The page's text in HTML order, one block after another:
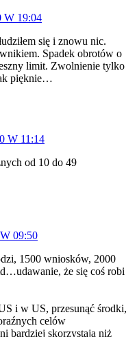
W 19:04
się i znowu nic.
Spadek obrotów o
limit. Zwolnienie tylko
pięknie…
W 11:14
od 10 do 49
09:50
1500 wniosków, 2000
że się coś robi
i w US, przesunąć środki,
celów
bardziej skorzystają niż